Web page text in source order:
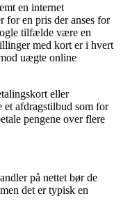
en internet
for en pris der anses for
tilfælde være en
med kort er i hvert
uægte online
eller
afdragstilbud som for
pengene over flere
på nettet bør de
det er typisk en